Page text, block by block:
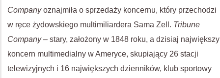
Companyoznajmiła o sprzedaży koncernu, który przechodzi
w ręce żydowskiego multimiliardera Sama Zell. Tribune
Company– stary, założony w 1848 roku, a dzisiaj największy
koncern multimedialny w Ameryce, skupiający 26 stacji
telewizyjnych i 16 największych dzienników, klub sportowy